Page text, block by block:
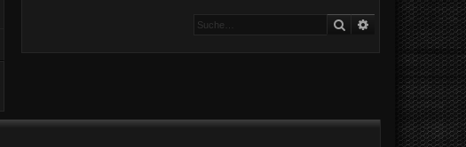
Suche Erweiterte Suche